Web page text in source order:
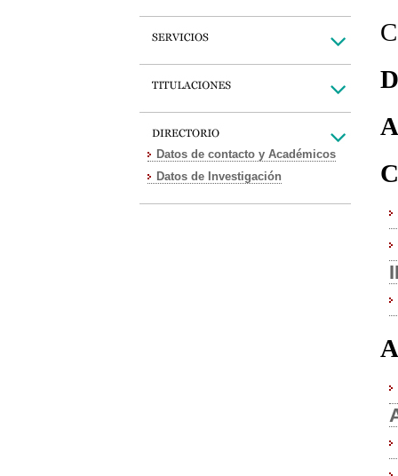
Datos de contacto y Académicos
Datos de Investigación